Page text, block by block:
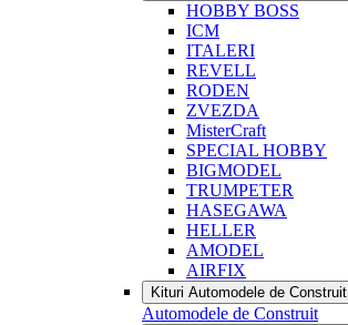
HOBBY BOSS
ICM
ITALERI
REVELL
RODEN
ZVEZDA
MisterCraft
SPECIAL HOBBY
BIGMODEL
TRUMPETER
HASEGAWA
HELLER
AMODEL
AIRFIX
Kituri Automodele de Construit
Automodele de Construit